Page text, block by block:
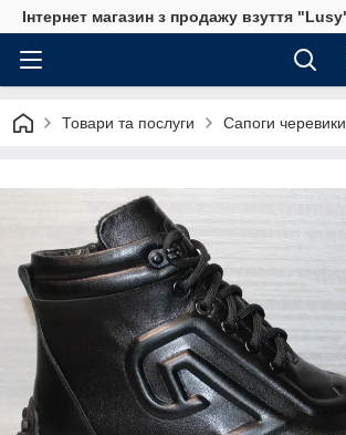
Інтернет магазин з продажу взуття
Товари та послуги Сапоги черевики